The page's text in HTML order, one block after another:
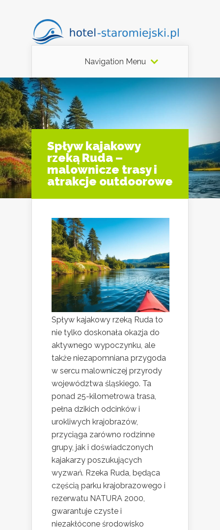
Navigation Menu
Spływ kajakowy
rzeką Ruda –
malownicze trasy i
atrakcje outdoorowe
Spływ kajakowy rzeką Ruda to
nie tylko doskonała okazja do
aktywnego wypoczynku, ale
także niezapomniana przygoda
w sercu malowniczej przyrody
województwa śląskiego. Ta
ponad 25-kilometrowa trasa,
pełna dzikich odcinków i
urokliwych krajobrazów,
przyciąga zarówno rodzinne
grupy, jak i doświadczonych
kajakarzy poszukujących
wyzwań. Rzeka Ruda, będąca
częścią parku krajobrazowego i
rezerwatu NATURA 2000,
gwarantuje czyste i
niezakłócone środowisko